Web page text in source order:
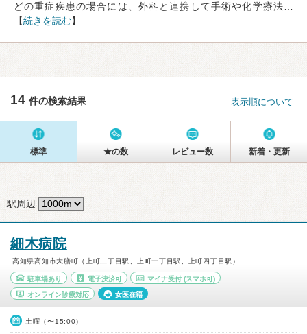
どの重症疾患の場合には、外科と連携して手術や化学療法…
【続きを読む】
14 件の検索結果 表示順について
標準 ★の数 レビュー数 新着・更新
駅周辺
細木病院
高知県高知市大膳町（上町二丁目駅、上町一丁目駅、上町四丁目駅）
駐車場あり 電子決済可 マイナ受付 (スマホ可)
オンライン診療対応 女医在籍
土曜（〜15:00）